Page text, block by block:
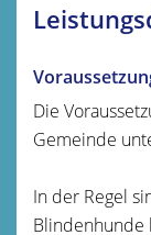
Die
Gemeinde
In der Regel
Blindenhunde